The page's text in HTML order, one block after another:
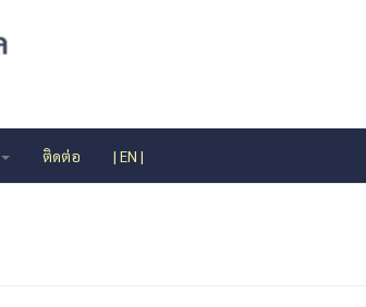
ติดต่อ | EN |